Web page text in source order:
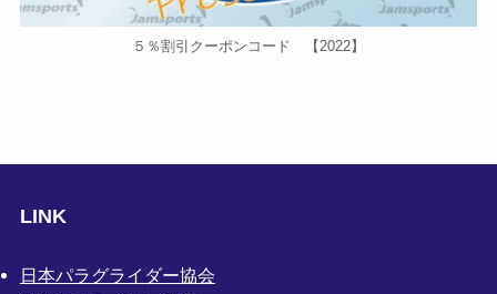
５％割引クーポンコード 【2022】
LINK
日本パラグライダー協会